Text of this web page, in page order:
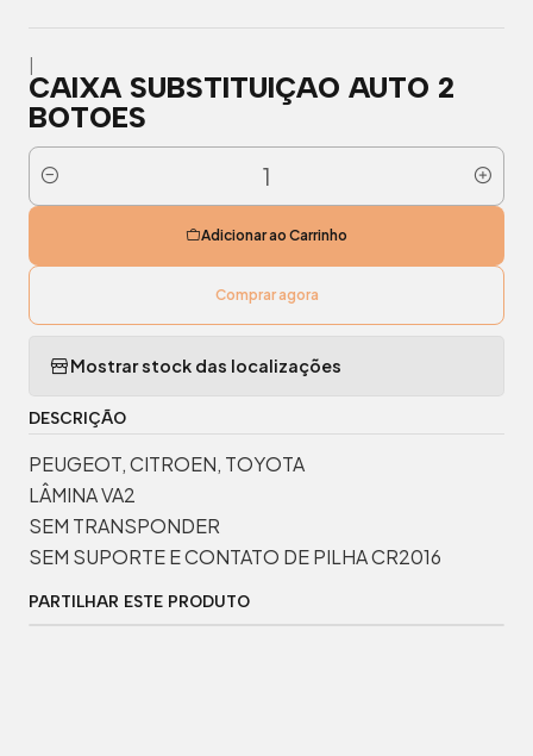
CAIXA SUBSTITUIÇAO AUTO 2
BOTOES
Quantidade
Adicionar ao Carrinho
Comprar agora
Mostrar stock das localizações
DESCRIÇÃO
PEUGEOT, CITROEN, TOYOTA
LÂMINA VA2
SEM TRANSPONDER
SEM SUPORTE E CONTATO DE PILHA CR2016
PARTILHAR ESTE PRODUTO